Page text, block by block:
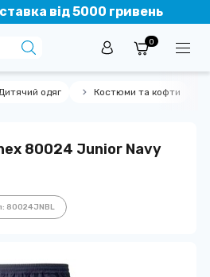
від 5000 гривень
0
одяг Костюми та кофти
80024 Junior Navy
80024JNBL